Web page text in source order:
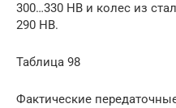
300…330 НВ и колес из
290 НВ.
Таблица 98
Фактические